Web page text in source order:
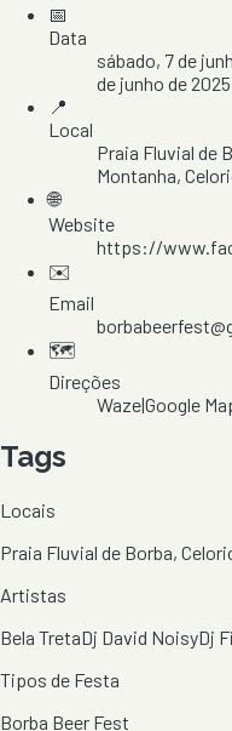
📅
Data
sábado, 7 de
de junho de 2025
📍
Local
Praia Fluvial de
Montanha,
🌐
Website
https://
✉️
Email
🗺️
Direções
Waze|Google
Tags
Locais
Praia Fluvial de Borba,
Artistas
Bela TretaDj David NoisyDj
Tipos de Festa
Borba Beer Fest